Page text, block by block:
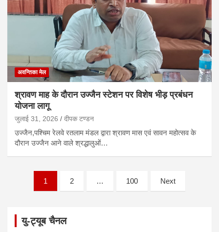
अवन्तिका मेल
श्रावण माह के दौरान उज्जैन स्टेशन पर विशेष भीड़ प्रबंधन
योजना लागू
जुलाई 31, 2026 दीपक टण्‍डन
उज्जैन,पश्चिम रेलवे रतलाम मंडल द्वारा श्रावण मास एवं सावन महोत्सव के
दौरान उज्जैन आने वाले श्रद्धालुओं…
1 2 … 100 Next
यु-ट्यूब चैनल